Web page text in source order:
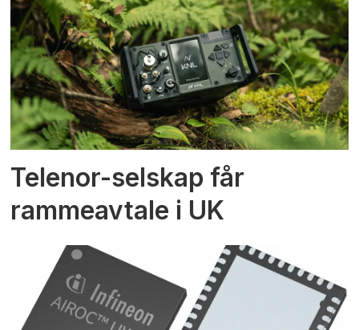
Telenor-selskap får
rammeavtale i UK